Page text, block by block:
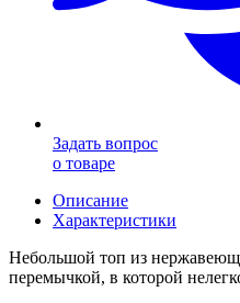
Задать вопрос
о товаре
Описание
Характеристики
Небольшой топ из
перемычкой, в которой